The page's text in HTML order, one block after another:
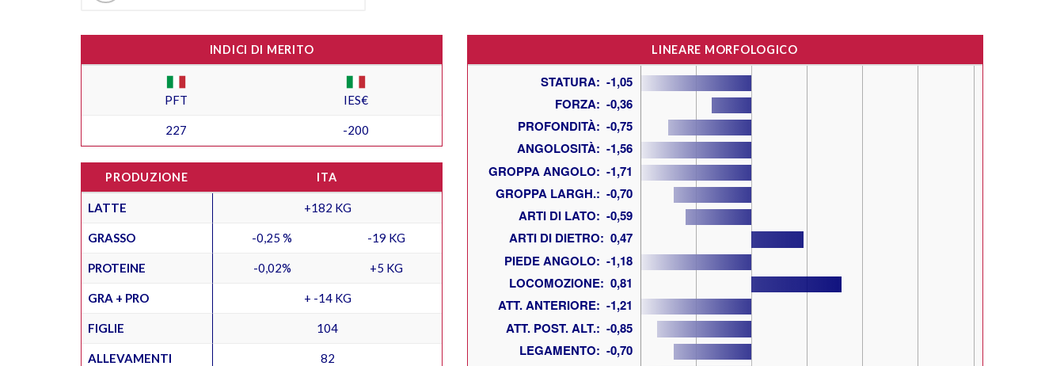
INDICI DI MERITO
PFT IES€
227 -200
PRODUZIONE ITA
LATTE +182 KG
GRASSO -0,25 % -19 KG
PROTEINE -0,02% +5 KG
GRA + PRO + -14 KG
FIGLIE 104
ALLEVAMENTI 82
LINEARE MORFOLOGICO